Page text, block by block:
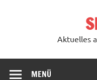
Aktuelles
MENÜ